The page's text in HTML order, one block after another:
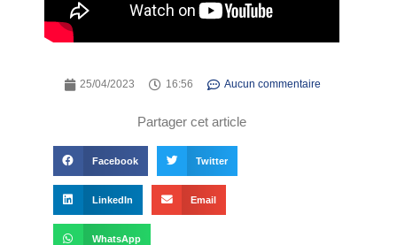
25/04/2023 16:56 Aucun commentaire
Partager cet article
Facebook Twitter
LinkedIn Email
WhatsApp